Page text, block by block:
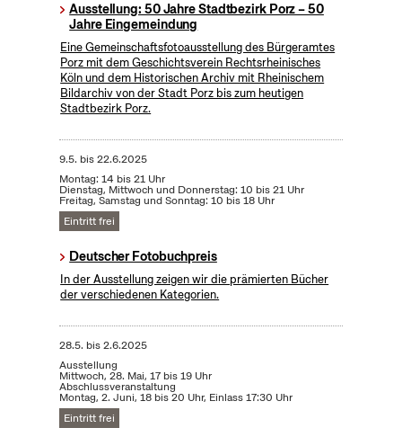
Ausstellung: 50 Jahre Stadtbezirk Porz – 50
Jahre Eingemeindung
Eine Gemeinschaftsfotoausstellung des Bürgeramtes
Porz mit dem Geschichtsverein Rechtsrheinisches
Köln und dem Historischen Archiv mit Rheinischem
Bildarchiv von der Stadt Porz bis zum heutigen
Stadtbezirk Porz.
9.5. bis22.6.2025
Montag: 14 bis 21 Uhr
Dienstag, Mittwoch und Donnerstag: 10 bis 21 Uhr
Freitag, Samstag und Sonntag: 10 bis 18 Uhr
Eintritt frei
Deutscher Fotobuchpreis
In der Ausstellung zeigen wir die prämierten Bücher
der verschiedenen Kategorien.
28.5. bis2.6.2025
Ausstellung
Mittwoch, 28. Mai, 17 bis 19 Uhr
Abschlussveranstaltung
Montag, 2. Juni, 18 bis 20 Uhr, Einlass 17:30 Uhr
Eintritt frei